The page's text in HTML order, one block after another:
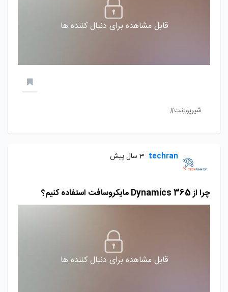
قابل مشاهده برای دنبال کننده ها
شیرپوینت#
techran 3 سال پیش
چرا از Dynamics 365 مایکروسافت استفاده کنیم؟
قابل مشاهده برای دنبال کننده ها